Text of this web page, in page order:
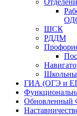
ШСК
РДДМ
ГИА (ОГЭ и
Обновленный